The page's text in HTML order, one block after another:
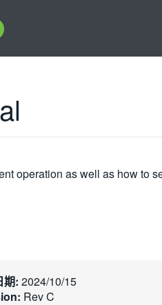
operation as well as how to
期: 2024/10/15
Rev C